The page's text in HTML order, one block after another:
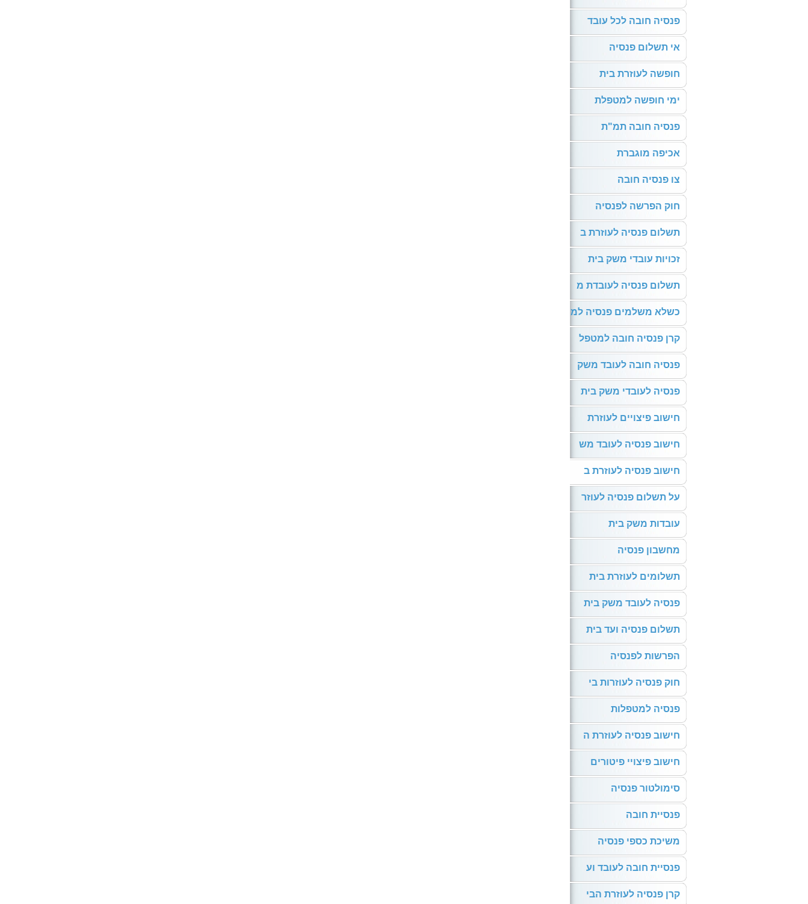
פנסיה חובה לכל עובד
אי תשלום פנסיה
חופשה לעוזרת בית
ימי חופשה למטפלת
פנסיה חובה תמ"ת
אכיפה מוגברת
צו פנסיה חובה
חוק הפרשה לפנסיה
תשלום פנסיה לעוזרת ב
זכויות עובדי משק בית
תשלום פנסיה לעובדת מ
כשלא משלמים פנסיה למ
קרן פנסיה חובה למטפל
פנסיה חובה לעובד משק
פנסיה לעובדי משק בית
חישוב פיצויים לעוזרת
חישוב פנסיה לעובד מש
חישוב פנסיה לעוזרת ב
על תשלום פנסיה לעוזר
עובדות משק בית
מחשבון פנסיה
תשלומים לעוזרת בית
פנסיה לעובד משק בית
תשלום פנסיה ועד בית
הפרשות לפנסיה
חוק פנסיה לעוזרות בי
פנסיה למטפלות
חישוב פנסיה לעוזרת ה
חישוב פיצויי פיטורים
סימולטור פנסיה
פנסיית חובה
משיכת כספי פנסיה
פנסיית חובה לעובד וע
קרן פנסיה לעוזרת הבי